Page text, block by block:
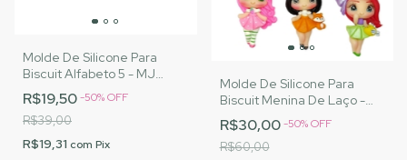
Molde De Silicone Para
Biscuit Alfabeto 5 - MJ
Artesanatos |Cód. 3172
R$19,50-50%OFF
R$39,00
R$19,31 com Pix
Molde De Silicone Para
Biscuit Menina De Laço -
MJ Artesanatos |Cód. 3144
R$30,00-50%OFF
R$60,00